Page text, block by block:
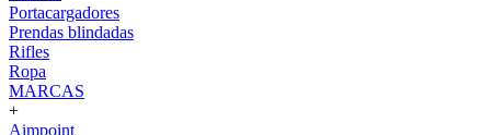
Portacargadores
Prendas blindadas
Rifles
Ropa
MARCAS
+
Aimpoint